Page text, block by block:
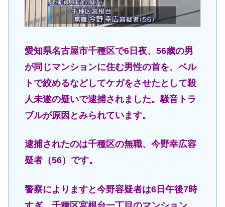
愛知県名古屋市千種区で6日夜、56歳の男
が同じマンションに住む男性の首を、ベル
トで絞めるなどしてケガをさせたとして殺
人未遂の疑いで逮捕されました。騒音トラ
ブルが原因とみられています。
逮捕されたのは千種区の無職、今野幸広容
疑者（56）です。
警察によりますと今野容疑者は6日午後7時